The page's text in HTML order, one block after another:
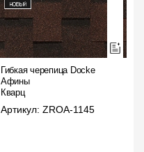
Гибкая черепица Docke
Афины
Кварц
Артикул: ZROA-1145